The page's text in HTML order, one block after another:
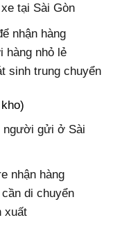
tại Sài Gòn
nhận hàng
hàng nhỏ lẻ
sinh trung chuyển
người gửi ở Sài
nhận hàng
di chuyển
xuất